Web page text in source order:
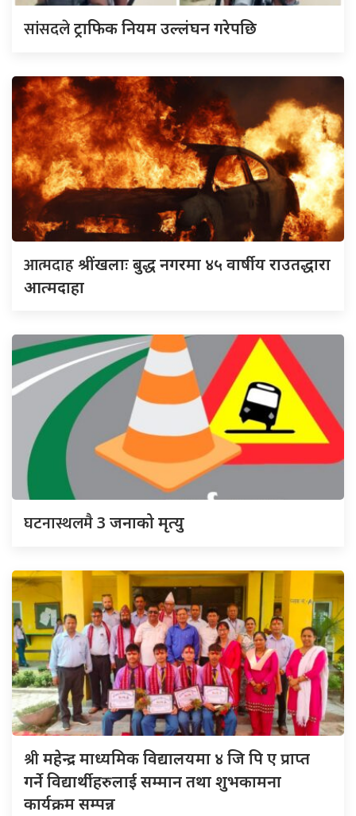
सांसदलेट्राफिक नियम उल्लंघन गरेपछि
आत्मदाहश्रींखलाः बुद्ध नगरमा ४५ वार्षीय राउतद्धारा
आत्मदाहा
घटनास्थलमै3 जनाको मृत्यु
श्रीमहेन्द्र माध्यमिक विद्यालयमा ४ जि पि ए प्राप्त
गर्ने विद्यार्थीहरुलाई सम्मान तथा शुभकामना
कार्यक्रम सम्पन्न